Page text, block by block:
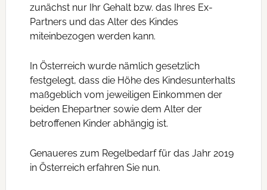
zunächst nur Ihr Gehalt bzw. das Ihres Ex-
Partners und das Alter des Kindes
miteinbezogen werden kann.
In Österreich wurde nämlich gesetzlich
festgelegt, dass die Höhe des Kindesunterhalts
maßgeblich vom jeweiligen Einkommen der
beiden Ehepartner sowie dem Alter der
betroffenen Kinder abhängig ist.
Genaueres zum Regelbedarf für das Jahr 2019
in Österreich erfahren Sie nun.